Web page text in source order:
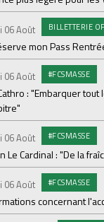
06 Août BILLETTERIE
mon Pass
06 Août #FCSMASSE
: "Embarquer
06 Août #FCSMASSE
Le Cardinal : "De la
06 Août #FCSMASSE
concernant